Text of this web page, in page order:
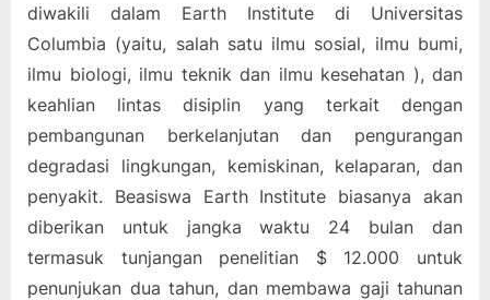
diwakili dalam Earth Institute di Universitas
Columbia (yaitu, salah satu ilmu sosial, ilmu bumi,
ilmu biologi, ilmu teknik dan ilmu kesehatan ), dan
keahlian lintas disiplin yang terkait dengan
pembangunan berkelanjutan dan pengurangan
degradasi lingkungan, kemiskinan, kelaparan, dan
penyakit. Beasiswa Earth Institute biasanya akan
diberikan untuk jangka waktu 24 bulan dan
termasuk tunjangan penelitian $ 12.000 untuk
penunjukan dua tahun, dan membawa gaji tahunan